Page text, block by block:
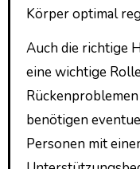
Körper optimal
Auch die richtige
eine wichtige
benötigen
Personen mit